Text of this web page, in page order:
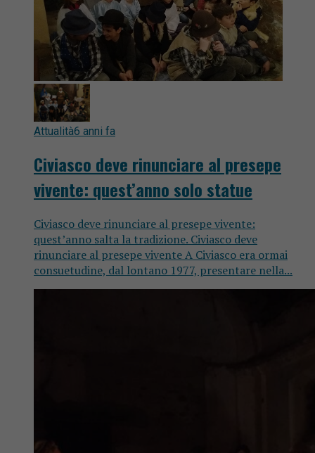
Attualità6 anni fa
Civiasco deve rinunciare al presepe
vivente: quest’anno solo statue
Civiasco deve rinunciare al presepe vivente:
quest’anno salta la tradizione. Civiasco deve
rinunciare al presepe vivente A Civiasco era ormai
consuetudine, dal lontano 1977, presentare nella...